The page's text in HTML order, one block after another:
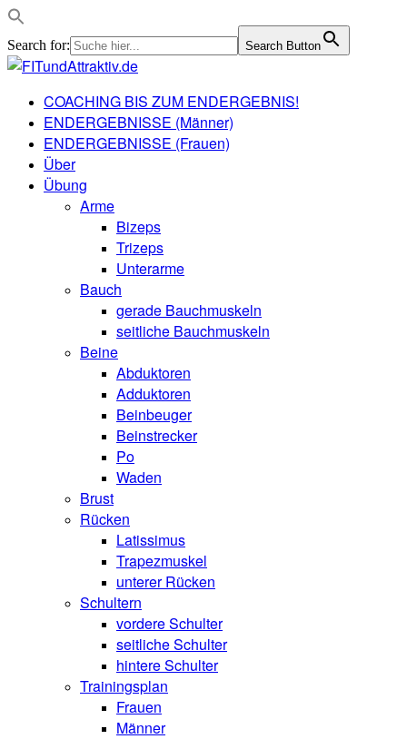
Search for: Search Button
COACHING BIS ZUM ENDERGEBNIS!
ENDERGEBNISSE (Männer)
ENDERGEBNISSE (Frauen)
Über
Übung
Arme
Bizeps
Trizeps
Unterarme
Bauch
gerade Bauchmuskeln
seitliche Bauchmuskeln
Beine
Abduktoren
Adduktoren
Beinbeuger
Beinstrecker
Po
Waden
Brust
Rücken
Latissimus
Trapezmuskel
unterer Rücken
Schultern
vordere Schulter
seitliche Schulter
hintere Schulter
Trainingsplan
Frauen
Männer